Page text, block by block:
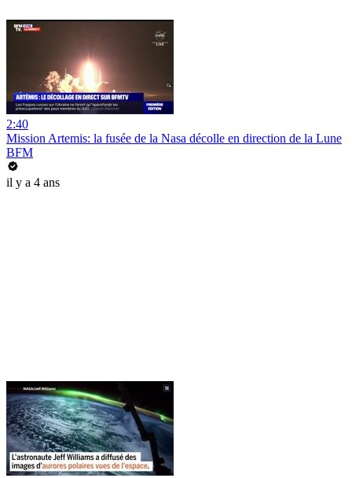
2:40
Mission Artemis: la fusée de la Nasa décolle en direction de la Lune
BFM
il y a 4 ans